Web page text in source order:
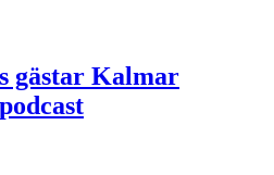
gästar Kalmar